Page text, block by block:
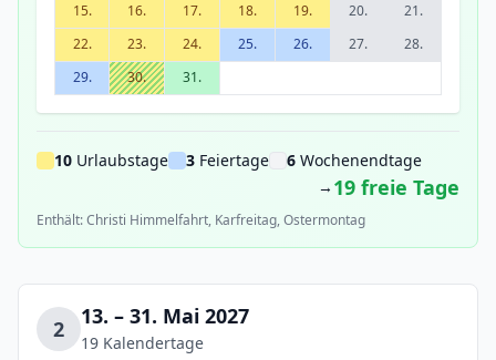
15.
16. 17. 18. 19. 20.
21.
22.
23. 24. 25. 26. 27.
28.
29.
30. 31.
10 Urlaubstage 3 Feiertage 6 Wochenendtage
→ 19 freie Tage
Enthält: Christi Himmelfahrt, Karfreitag, Ostermontag
2 13. – 31. Mai 2027
19 Kalendertage